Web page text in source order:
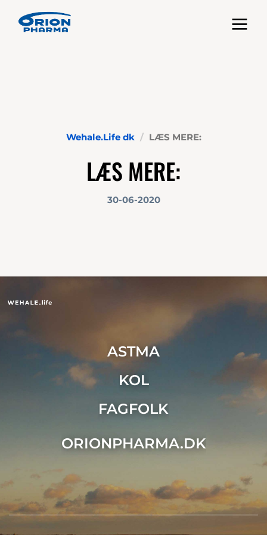
Toggle
Wehale.Life dk LÆS MERE:
LÆS MERE:
30-06-2020
ASTMA
KOL
FAGFOLK
ORIONPHARMA.DK